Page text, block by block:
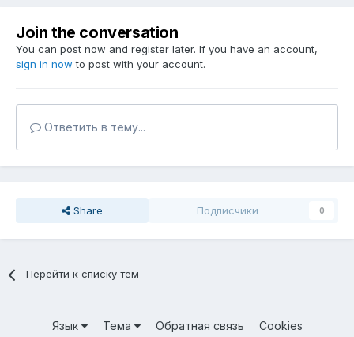
Join the conversation
You can post now and register later. If you have an account,
sign in now to post with your account.
Ответить в тему...
Share Подписчики 0
Перейти к списку тем
Язык Тема Обратная связь
Cookies